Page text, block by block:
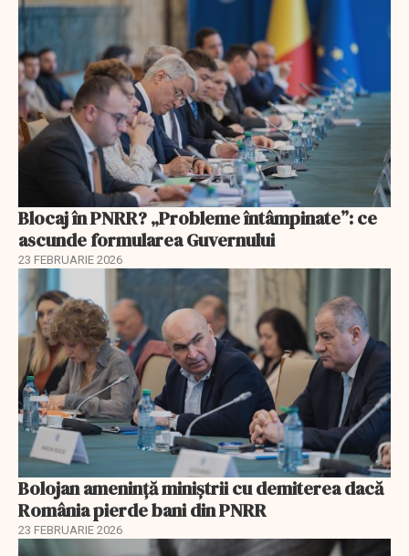
Blocaj în PNRR? „Probleme întâmpinate”: ce
ascunde formularea Guvernului
23 FEBRUARIE 2026
Bolojan amenință miniștrii cu demiterea dacă
România pierde bani din PNRR
23 FEBRUARIE 2026